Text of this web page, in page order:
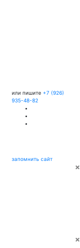
или пишите +7 (926)
935-48-82
запомнить сайт
×
×